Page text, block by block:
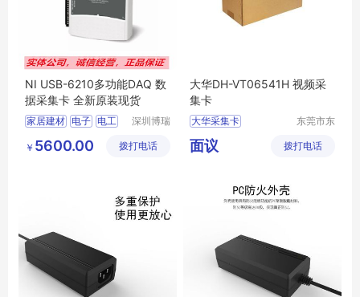
NI USB-6210多功能DAQ 数
据采集卡 全新原装现货
家居建材 电子 电工
深圳博瑞
技有限公
￥ 5600.00 拨打电话
大华DH-VT06541H 视频采
集卡
大华采集卡
视频采集卡
VT06541H
东莞市东
子配件店
面议 拨打电话